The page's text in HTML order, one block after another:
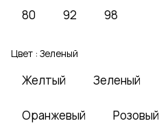
80 92 98
Цвет : Зеленый
Желтый Зеленый
Оранжевый Розовый